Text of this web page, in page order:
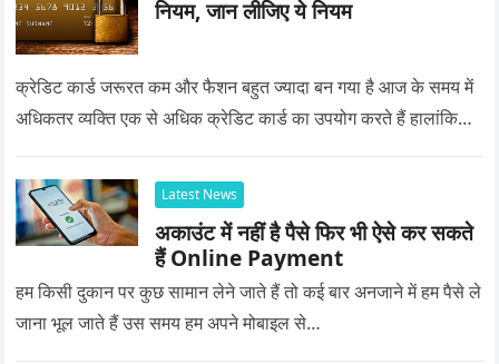
नियम, जान लीजिए ये नियम
क्रेडिट कार्ड जरूरत कम और फैशन बहुत ज्यादा बन गया है आज के समय में
अधिकतर व्यक्ति एक से अधिक क्रेडिट कार्ड का उपयोग करते हैं हालांकि…
Latest News
अकाउंट में नहीं है पैसे फिर भी ऐसे कर सकते
हैं Online Payment
हम किसी दुकान पर कुछ सामान लेने जाते हैं तो कई बार अनजाने में हम पैसे ले
जाना भूल जाते हैं उस समय हम अपने मोबाइल से…